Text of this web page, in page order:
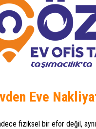
Eve
fiziksel bir efor değil,